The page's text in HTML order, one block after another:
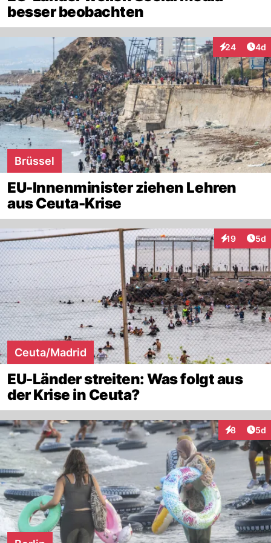
besser beobachten
24
Interaktionen
4d
Brüssel
EU-Innenminister ziehen Lehren
aus Ceuta-Krise
19
Interaktionen
5d
Ceuta/Madrid
EU-Länder streiten: Was folgt aus
der Krise in Ceuta?
8 5d